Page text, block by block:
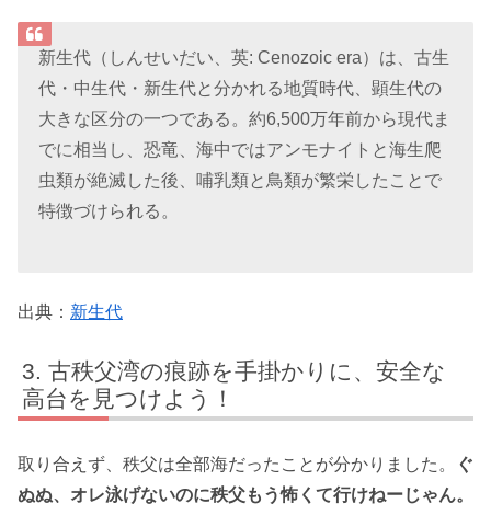
新生代（しんせいだい、英: Cenozoic era）は、古生
代・中生代・新生代と分かれる地質時代、顕生代の
大きな区分の一つである。約6,500万年前から現代ま
でに相当し、恐竜、海中ではアンモナイトと海生爬
虫類が絶滅した後、哺乳類と鳥類が繁栄したことで
特徴づけられる。
出典： 新生代
古秩父湾の痕跡を手掛かりに、安全な
高台を見つけよう！
取り合えず、秩父は全部海だったことが分かりました。
ぐ
ぬぬ、オレ泳げないのに秩父もう怖くて行けねーじゃん。